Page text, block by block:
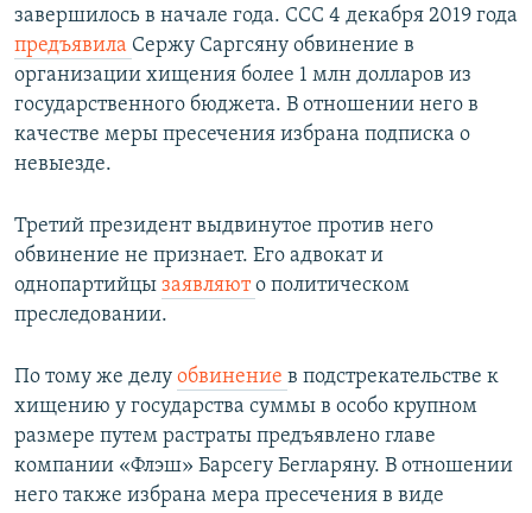
завершилось в начале года. ССС 4 декабря 2019 года​
предъявила Сержу Саргсяну обвинение в
организации хищения более 1 млн долларов из
государственного бюджета. В отношении него в
качестве меры пресечения избрана подписка о
невыезде.
Третий президент выдвинутое против него
обвинение не признает. Его адвокат и
однопартийцы заявляюто политическом
преследовании.
По тому же делу ​ обвинение в подстрекательстве к
хищению у государства суммы в особо крупном
размере путем растраты предъявлено главе
компании «Флэш» Барсегу Бегларяну. В отношении
него также избрана мера пресечения в виде